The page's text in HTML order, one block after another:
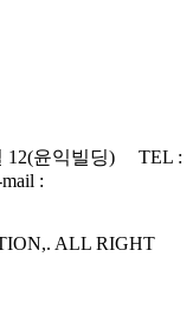
12(윤익빌딩) TEL :
:
ALL RIGHT